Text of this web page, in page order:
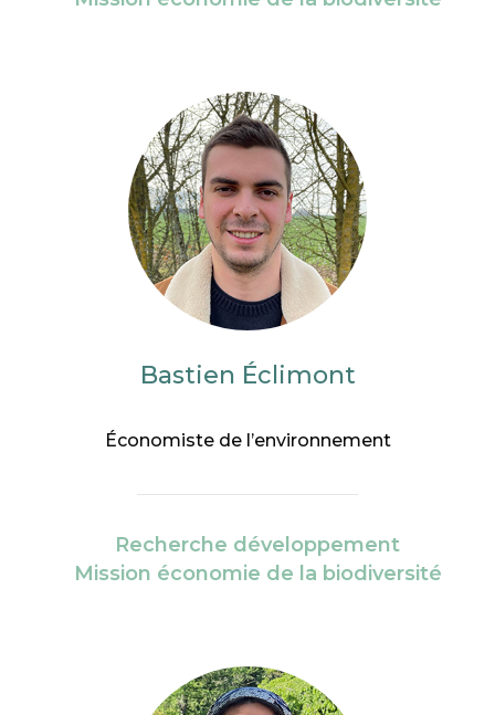
Bastien Éclimont
Économiste de l’environnement
Recherche développement
Mission économie de la biodiversité